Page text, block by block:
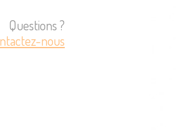
Questions ?
nous